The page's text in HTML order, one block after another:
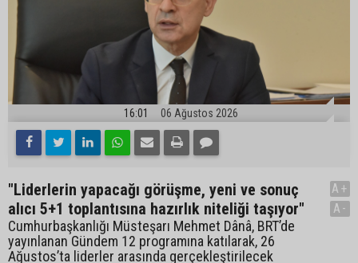
16:01 06 Ağustos 2026
"Liderlerin yapacağı görüşme, yeni ve sonuç
alıcı 5+1 toplantısına hazırlık niteliği taşıyor"
Cumhurbaşkanlığı Müsteşarı Mehmet Dânâ, BRT’de
yayınlanan Gündem 12 programına katılarak, 26
Ağustos’ta liderler arasında gerçekleştirilecek
A+
A-